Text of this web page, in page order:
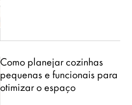
Horóscopo de agosto: luz e
sombra